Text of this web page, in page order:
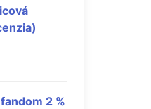
2 %